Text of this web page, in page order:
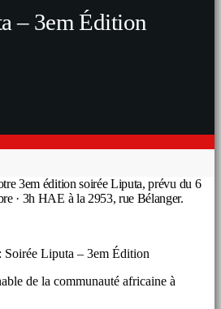
– 3em Édition
3em édition soirée Liputa, prévu du 6
· 3h HAE à la 2953, rue Bélanger.
Soirée Liputa – 3em Édition
de la communauté africaine à